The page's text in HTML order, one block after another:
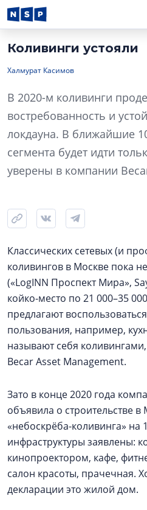
Коливинги устояли
Халмурат Касимов
В 2020-м коливинги
востребованность и
локдауна. В ближайшие
сегмента будет идти
уверены в компании
Классических сетевых (и
коливингов в Москве пока
(«LogINN Проспект Мира»,
койко-место по 21 000–35
предлагают
пользования, например,
называют себя
Becar Asset Management.
Зато в конце 2020 года
объявила о строительстве в
«небоскрёба-коливинга» на
инфраструктуры заявлены:
кинопроектором, кафе,
салон красоты, прачечная.
декларации это жилой дом.